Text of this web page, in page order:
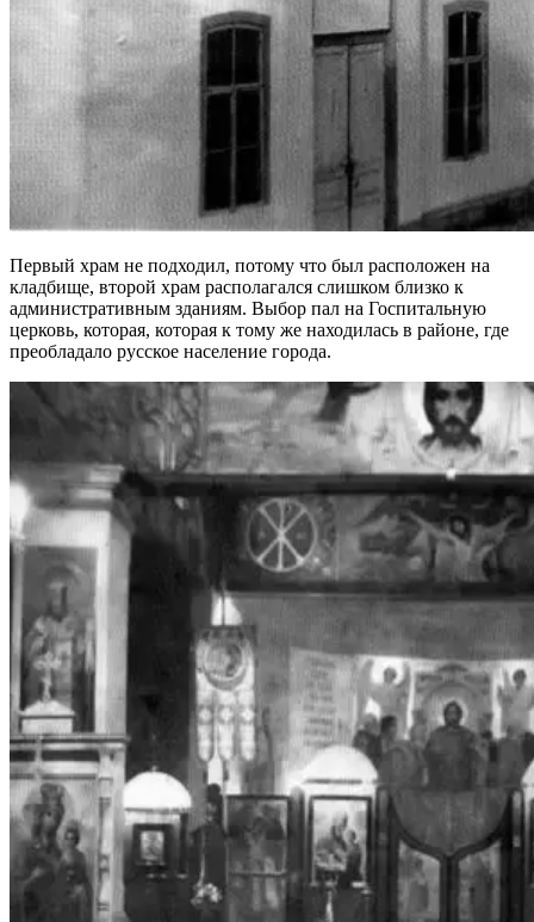
Первый храм не подходил, потому что был расположен на
кладбище, второй храм располагался слишком близко к
административным зданиям. Выбор пал на Госпитальную
церковь, которая, которая к тому же находилась в районе, где
преобладало русское население города.